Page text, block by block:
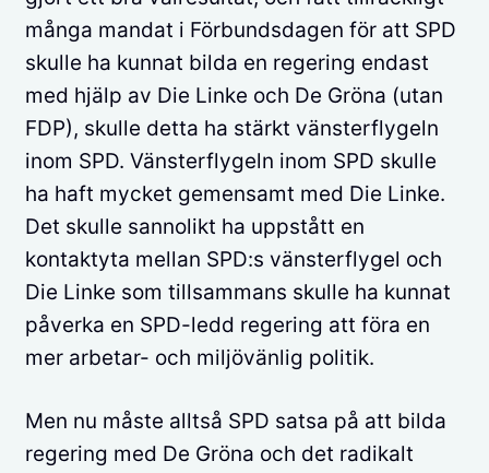
många mandat i Förbundsdagen för att SPD
skulle ha kunnat bilda en regering endast
med hjälp av Die Linke och De Gröna (utan
FDP), skulle detta ha stärkt vänsterflygeln
inom SPD. Vänsterflygeln inom SPD skulle
ha haft mycket gemensamt med Die Linke.
Det skulle sannolikt ha uppstått en
kontaktyta mellan SPD:s vänsterflygel och
Die Linke som tillsammans skulle ha kunnat
påverka en SPD-ledd regering att föra en
mer arbetar- och miljövänlig politik.
Men nu måste alltså SPD satsa på att bilda
regering med De Gröna och det radikalt